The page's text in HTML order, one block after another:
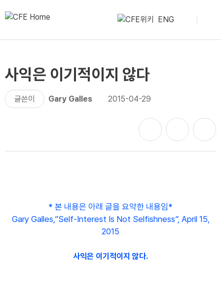
ENG
사익은 이기적이지 않다
글쓴이 Gary Galles 2015-04-29
* 본 내용은 아래 글을 요약한 내용임*
Gary Galles,”Self-Interest Is Not Selfishness”, April 15,
2015
사익은 이기적이지 않다.